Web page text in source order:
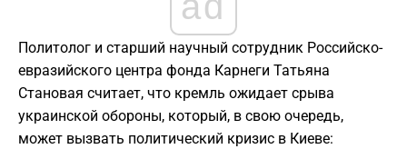
Политолог и старший научный сотрудник Российско-
евразийского центра фонда Карнеги Татьяна
Становая считает, что кремль ожидает срыва
украинской обороны, который, в свою очередь,
может вызвать политический кризис в Киеве: